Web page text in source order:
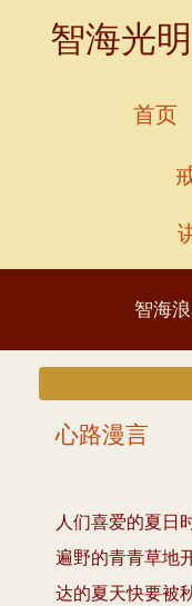
智海光明
首页
智海
心路漫言
人们喜爱的夏日
遍野的青青草地
达的夏天快要被